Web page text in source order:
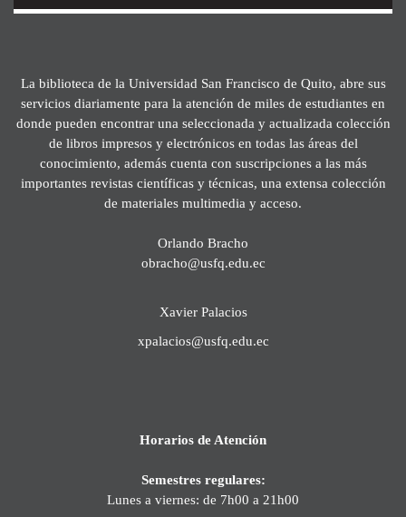
La biblioteca de la Universidad San Francisco de Quito, abre sus
servicios diariamente para la atención de miles de estudiantes en
donde pueden encontrar una seleccionada y actualizada colección
de libros impresos y electrónicos en todas las áreas del
conocimiento, además cuenta con suscripciones a las más
importantes revistas científicas y técnicas, una extensa colección
de materiales multimedia y acceso.
Orlando Bracho
obracho@usfq.edu.ec
Xavier Palacios
xpalacios@usfq.edu.ec
Horarios de Atención
Semestres regulares:
Lunes a viernes: de 7h00 a 21h00